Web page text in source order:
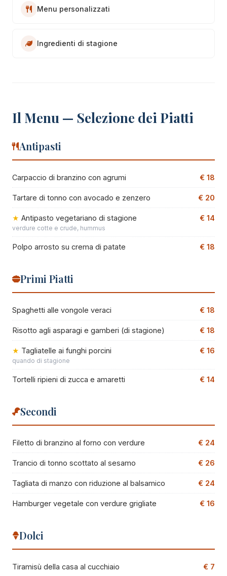
Menu personalizzati
Ingredienti di stagione
Il Menu — Selezione dei Piatti
Antipasti
Carpaccio di branzino con agrumi € 18
Tartare di tonno con avocado e zenzero € 20
Antipasto vegetariano di stagione
verdure cotte e crude, hummus
€ 14
Polpo arrosto su crema di patate € 18
Primi Piatti
Spaghetti alle vongole veraci € 18
Risotto agli asparagi e gamberi (di stagione) € 18
Tagliatelle ai funghi porcini
quando di stagione
€ 16
Tortelli ripieni di zucca e amaretti € 14
Secondi
Filetto di branzino al forno con verdure € 24
Trancio di tonno scottato al sesamo € 26
Tagliata di manzo con riduzione al balsamico € 24
Hamburger vegetale con verdure grigliate € 16
Dolci
Tiramisù della casa al cucchiaio € 7